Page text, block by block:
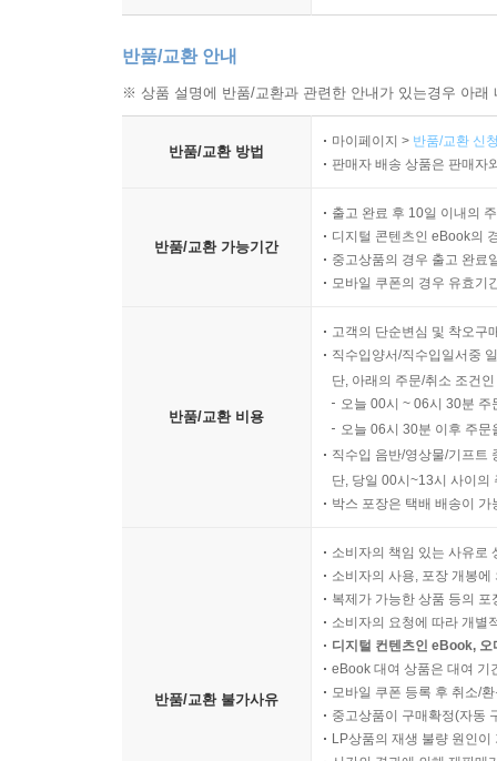
반품/교환 안내
※ 상품 설명에 반품/교환과 관련한 안내가 있는경우 아
반품/교환 방법
마이페이지 > 반품/교환 신
판매자 배송 상품은 판매자
반품/교환 가능기간
출고 완료 후 10일 이내의
디지털 콘텐츠인 eBook의
중고상품의 경우 출고 완료
모바일 쿠폰의 경우 유효기
반품/교환 비용
고객의 단순변심 및 착오구
직수입양서/직수입일서중
단, 아래의 주문/취소 조건
오늘 00시 ~ 06시 30분
오늘 06시 30분 이후 주
직수입 음반/영상물/기프트
단, 당일 00시~13시 사이의
박스 포장은 택배 배송이
반품/교환 불가사유
소비자의 책임 있는 사유로
소비자의 사용, 포장 개봉
복제가 가능한 상품 등의
소비자의 요청에 따라 개별
디지털 컨텐츠인 eBook,
eBook 대여 상품은 대여 기
모바일 쿠폰 등록 후 취소/
중고상품이 구매확정(자동
LP상품의 재생 불량 원인